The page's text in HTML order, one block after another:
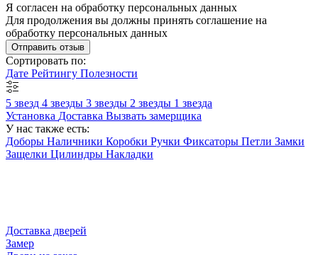
Я согласен на обработку персональных данных
Для продолжения вы должны принять соглашение на
обработку персональных данных
Отправить отзыв
Сортировать по:
Дате Рейтингу Полезности
5 звезд 4 звезды 3 звезды 2 звезды 1 звезда
Установка Доставка Вызвать замерщика
У нас также есть:
Доборы Наличники Коробки Ручки Фиксаторы Петли Замки
Защелки Цилиндры Накладки
Доставка дверей
Замер